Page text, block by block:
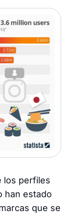
los perfiles
han estado
que se